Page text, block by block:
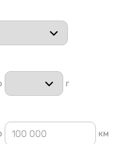
г
км